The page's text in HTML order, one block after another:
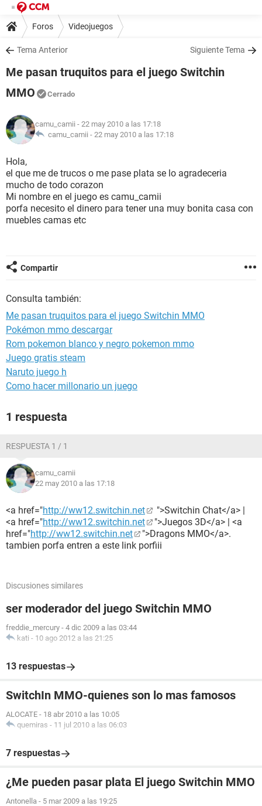
Foros Videojuegos
Tema Anterior Siguiente Tema
Me pasan truquitos para el juego Switchin
MMO
Cerrado
camu_camii - 22 may 2010 a las 17:18
camu_camii - 22 may 2010 a las 17:18
Hola,
el que me de trucos o me pase plata se lo agradeceria
mucho de todo corazon
Mi nombre en el juego es camu_camii
porfa necesito el dinero para tener una muy bonita casa con
muebles camas etc
Compartir
Consulta también:
Me pasan truquitos para el juego Switchin MMO
Pokémon mmo descargar
Rom pokemon blanco y negro pokemon mmo
Juego gratis steam
Naruto juego h
Como hacer millonario un juego
1 respuesta
RESPUESTA 1 / 1
camu_camii
22 may 2010 a las 17:18
<a href="http://ww12.switchin.net
">Switchin Chat</a> |
<a href="http://ww12.switchin.net
">Juegos 3D</a> | <a
href="http://ww12.switchin.net
">Dragons MMO</a>.
tambien porfa entren a este link porfiii
Discusiones similares
ser moderador del juego Switchin MMO
freddie_mercury - 4 dic 2009 a las 03:44
kati - 10 ago 2012 a las 21:25
13 respuestas
SwitchIn MMO-quienes son lo mas famosos
ALOCATE - 18 abr 2010 a las 10:05
quemiras - 11 jul 2010 a las 06:03
7 respuestas
¿Me pueden pasar plata El juego Switchin MMO
Antonella - 5 mar 2009 a las 19:25